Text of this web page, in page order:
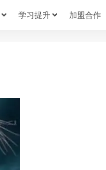
学习提升 加盟合作